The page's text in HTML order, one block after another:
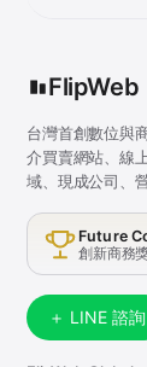
FlipWeb
台灣首創數位與
介買賣網站、線
域、現成公司、
Future
創新商務
＋ LINE 諮詢